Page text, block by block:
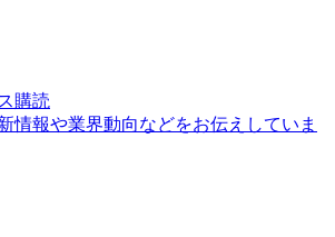
購読
情報や業界動向などをお伝えしていま